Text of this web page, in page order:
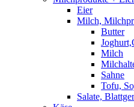
Eier
Milch,
Butter
Milch
Sahne
Tofu,
Salate,